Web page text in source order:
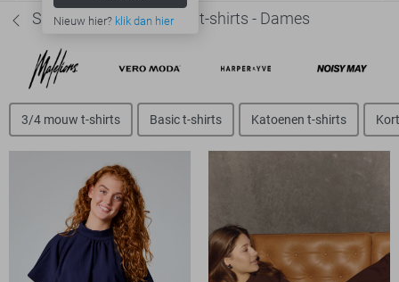
Nieuw hier? klik dan hier
SisterS point Regular fit t-shirts - Dames
3/4 mouw t-shirts Basic t-shirts Katoenen t-shirts